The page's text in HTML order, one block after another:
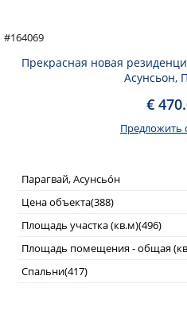
#164069
Прекрасная новая
Асунсьон,
€
Предложить
Парагвай, Асунсьо́н
Цена объекта(388)
Площадь участка (кв.м)(496)
Площадь помещения - общая
Спальни(417)